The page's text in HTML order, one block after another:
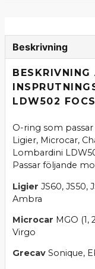
Beskrivning
LDW502
O-ring som
Ligier, Microcar,
Lombardini
Passar följande
Ligier JS60, JS50,
Ambra
Microcar MGO (1,
Virgo
Grecav Sonique,